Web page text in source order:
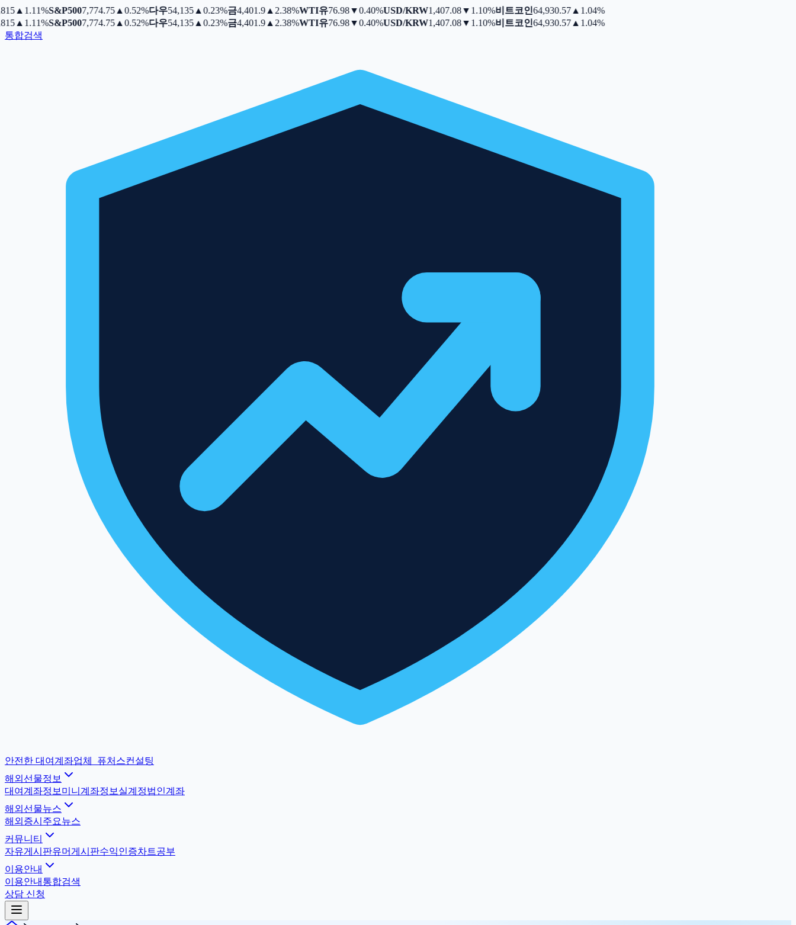
▲ 1.11%S&P5007,774.75▲ 0.52%다우54,135▲ 0.23%금4,401.9▲ 2.38%WTI유76.98▼0.40%USD/KRW1,407.08▼1.10%비트코인64,930.57▲ 1.04%
▲ 1.11%S&P5007,774.75▲ 0.52%다우54,135▲ 0.23%금4,401.9▲ 2.38%WTI유76.98▼0.40%USD/KRW1,407.08▼1.10%비트코인64,930.57▲ 1.04%
통합검색
안전한 대여계좌업체
퓨처스컨설팅
해외선물정보
대여계좌정보 미니계좌정보 실계정법인계좌
해외선물뉴스
해외증시 주요뉴스
커뮤니티
자유게시판유머게시판수익인증차트공부
이용안내
이용안내 통합검색
상담 신청